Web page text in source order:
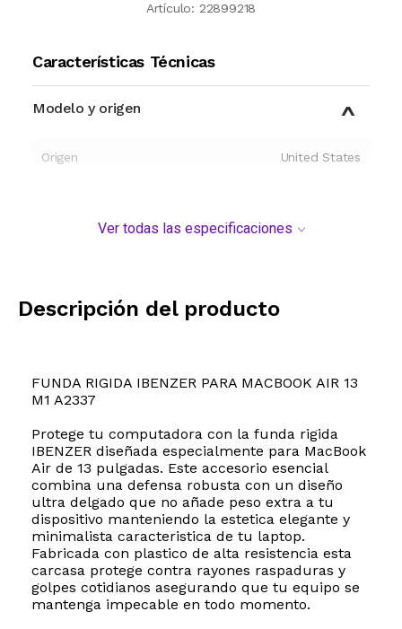
Artículo: 22899218
Características Técnicas
Modelo y origen
Origen United States
Ver todas las especificaciones
Descripción del producto
FUNDA RIGIDA IBENZER PARA MACBOOK AIR 13
M1 A2337
Protege tu computadora con la funda rigida
IBENZER diseñada especialmente para MacBook
Air de 13 pulgadas. Este accesorio esencial
combina una defensa robusta con un diseño
ultra delgado que no añade peso extra a tu
dispositivo manteniendo la estetica elegante y
minimalista caracteristica de tu laptop.
Fabricada con plastico de alta resistencia esta
carcasa protege contra rayones raspaduras y
golpes cotidianos asegurando que tu equipo se
mantenga impecable en todo momento.